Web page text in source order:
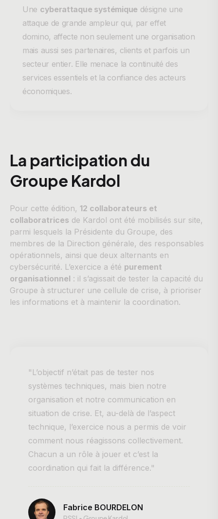
Une cyberattaque systémique désigne une
attaque de grande ampleur qui, par effet
domino, affecte non seulement une organisation
mais aussi ses partenaires, clients et parfois un
secteur entier. Elle menace la continuité des
services essentiels et la confiance des acteurs
économiques.
La participation du
Groupe Kardol
Pour cette édition, 12 collaborateurs et
collaboratrices de Kardol ont été mobilisés sur site,
parmi lesquels la Présidente du Groupe, des
membres de la Direction générale, des responsables
opérationnels, ainsi que deux alternants en
cybersécurité. L’exercice a été purement
organisationnel : il s’agissait de tester la capacité du
Groupe à structurer une cellule de crise, à prioriser
les informations et à maintenir la coordination.
"L’objectif n’était pas de tester nos
systèmes techniques, mais bien notre
organisation et notre communication en
situation de crise. Et, au-delà de l’aspect
technique, l’exercice nous a permis de voir
comment nous réagissons collectivement.
Chacun a un rôle à jouer et c’est la
coordination qui fait la différence."
Fabrice BOURDELON